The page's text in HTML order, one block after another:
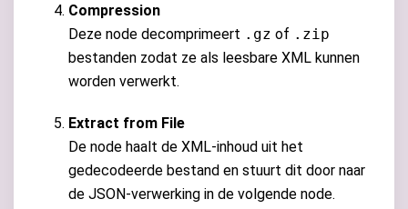
Compression
Deze node decomprimeert .gz of .zip
bestanden zodat ze als leesbare XML kunnen
worden verwerkt.
Extract from File
De node haalt de XML-inhoud uit het
gedecodeerde bestand en stuurt dit door naar
de JSON-verwerking in de volgende node.